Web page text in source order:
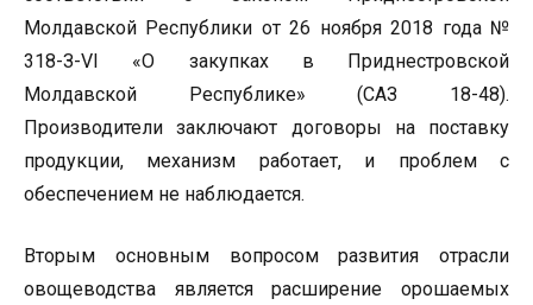
Молдавской Республики от 26 ноября 2018 года №
318-З-VI «О закупках в Приднестровской
Молдавской Республике» (САЗ 18-48).
Производители заключают договоры на поставку
продукции, механизм работает, и проблем с
обеспечением не наблюдается.
Вторым основным вопросом развития отрасли
овощеводства является расширение орошаемых